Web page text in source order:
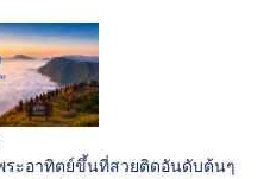
ระอาทิตย์ขึ้นที่สวยติดอันดับต้นๆ